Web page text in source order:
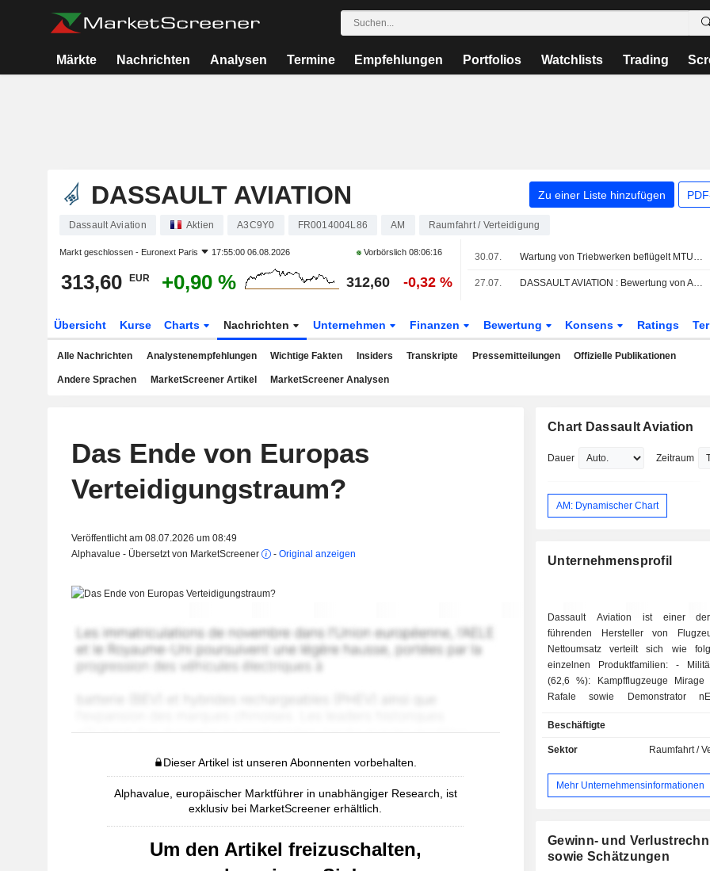
Märkte Nachrichten Analysen Termine Empfehlungen Portfolios Watchlists Trading
DASSAULT AVIATION Zu einer Liste hinzufügen
Dassault Aviation Aktien A3C9Y0 FR0014004L86 AM Raumfahrt / Verteidigung
Markt geschlossen - Euronext Paris 17:55:00 06.08.2026 Vorbörslich 08:06:16
313,60 EUR +0,90 % 312,60 -0,32 %
30.07. Wartung von Triebwerken beflügelt MTU - Aktie legt zu
27.07. DASSAULT AVIATION : Bewertung von AlphaValue/Baader Europe kaufen
Übersicht Kurse Charts Nachrichten Unternehmen Finanzen Bewertung Konsens Ratings
Alle Nachrichten Analystenempfehlungen Wichtige Fakten Insiders Transkripte Pressemitteilungen Offizielle Publikationen
Andere Sprachen MarketScreener Artikel MarketScreener Analysen
Das Ende von Europas
Verteidigungstraum?
Veröffentlicht am 08.07.2026 um 08:49
Alphavalue - Übersetzt von MarketScreener
- Original anzeigen
Dieser Artikel ist unseren Abonnenten vorbehalten.
Alphavalue, europäischer Marktführer in unabhängiger Research, ist
exklusiv bei MarketScreener erhältlich.
Um den Artikel freizuschalten,
Chart Dassault Aviation
Dauer Zeitraum
AM: Dynamischer Chart
Unternehmensprofil
Dassault Aviation ist einer
führenden Hersteller von
Nettoumsatz verteilt sich wie
einzelnen Produktfamilien: - Militärflugzeuge
(62,6 %): Kampfflugzeuge Mirage
Rafale sowie Demonstrator
Exportanteil am Nettoumsatz beträgt
Beschäftigte
Sektor Raumfahrt /
Mehr Unternehmensinformationen
Gewinn- und
sowie Schätzungen